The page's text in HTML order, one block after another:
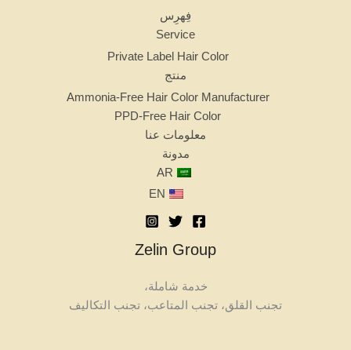
فِهرِس
Service
Private Label Hair Color
منتج
Ammonia-Free Hair Color Manufacturer
PPD-Free Hair Color
معلومات عنا
مدونة
AR
EN
Zelin Group
خدمة شاملة،
تجنب القلق، تجنب المتاعب، تجنب التكاليف